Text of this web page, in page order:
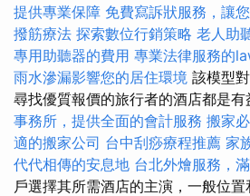
提供專業保障 免費寫訴狀服務，讓
撥筋療法 探索數位行銷策略 老人助
專用助聽器的費用 專業法律服務的
雨水滲漏影響您的居住環境 該模型
尋找優質報價的旅行者的酒店都是有
事務所，提供全面的會計服務 搬家
適的搬家公司 台中刮痧療程推薦 家
代代相傳的安息地 台北外燴服務，
戶選擇其所需酒店的主演，一般位